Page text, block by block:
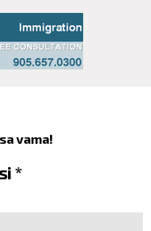
vama!
*